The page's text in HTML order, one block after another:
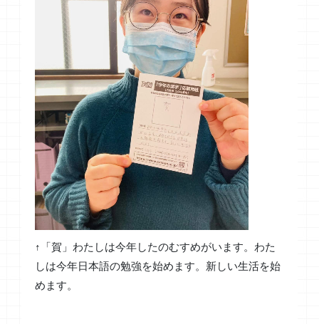
↑「賀」わたしは今年したのむすめがいます。わた
しは今年日本語の勉強を始めます。新しい生活を始
めます。